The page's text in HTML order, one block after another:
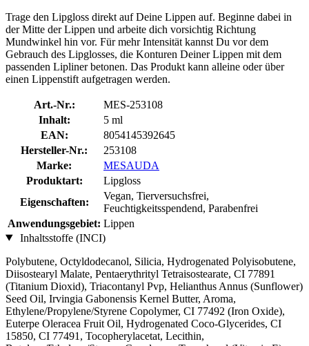
Trage den Lipgloss direkt auf Deine Lippen auf. Beginne dabei in
der Mitte der Lippen und arbeite dich vorsichtig Richtung
Mundwinkel hin vor. Für mehr Intensität kannst Du vor dem
Gebrauch des Lipglosses, die Konturen Deiner Lippen mit dem
passenden Lipliner betonen. Das Produkt kann alleine oder über
einen Lippenstift aufgetragen werden.
Art.-Nr.:
MES-253108
Inhalt:
5 ml
EAN:
8054145392645
Hersteller-Nr.:
253108
Marke:
MESAUDA
Produktart:
Lipgloss
Eigenschaften:
Vegan, Tierversuchsfrei,
Feuchtigkeitsspendend, Parabenfrei
Anwendungsgebiet: Lippen
Inhaltsstoffe (INCI)
Polybutene, Octyldodecanol, Silicia, Hydrogenated Polyisobutene,
Diisostearyl Malate, Pentaerythrityl Tetraisostearate, CI 77891
(Titanium Dioxid), Triacontanyl Pvp, Helianthus Annus (Sunflower)
Seed Oil, Irvingia Gabonensis Kernel Butter, Aroma,
Ethylene/Propylene/Styrene Copolymer, CI 77492 (Iron Oxide),
Euterpe Oleracea Fruit Oil, Hydrogenated Coco-Glycerides, CI
15850, CI 77491, Tocopherylacetat, Lecithin,